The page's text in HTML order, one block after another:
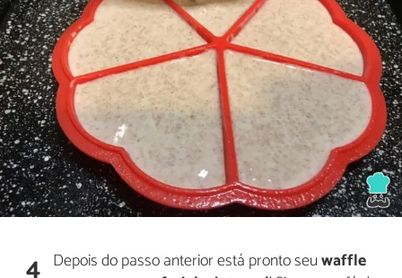
4 Depois do passo anterior está pronto seuwaffle